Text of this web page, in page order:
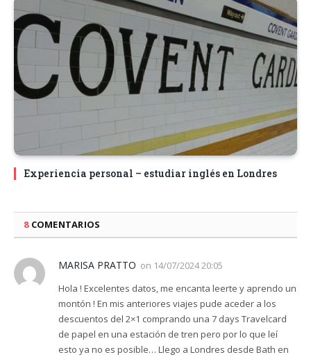
Experiencia personal – estudiar inglés en Londres
8COMENTARIOS
MARISA PRATTO on 14/07/2024 20:05
Hola ! Excelentes datos, me encanta leerte y aprendo un
montón ! En mis anteriores viajes pude aceder a los
descuentos del 2×1 comprando una 7 days Travelcard
de papel en una estación de tren pero por lo que leí
esto ya no es posible… Llego a Londres desde Bath en